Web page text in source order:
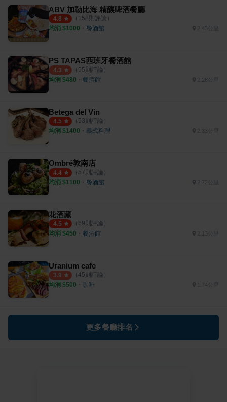
ABV 加勒比海 精釀啤酒餐廳
4.8 （ 158則評論）
均消 $1000 ・ 餐酒館 2.43公里
PS TAPAS西班牙餐酒館
4.3 （ 55則評論）
均消 $480 ・ 餐酒館 2.28公里
Betega del Vin
4.5 （ 53則評論）
均消 $1400 ・ 義式料理 2.33公里
Ombré敦南店
4.4 （ 57則評論）
均消 $1100 ・ 餐酒館 2.72公里
花酒藏
4.5 （ 69則評論）
均消 $450 ・ 餐酒館 2.13公里
Uranium cafe
3.9 （ 45則評論）
均消 $500 ・ 咖啡 1.74公里
更多餐廳排名